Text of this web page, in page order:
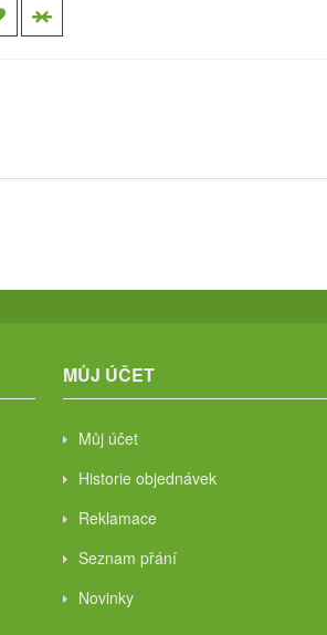
MŮJ ÚČET
Můj účet
Historie objednávek
Reklamace
Seznam přání
Novinky